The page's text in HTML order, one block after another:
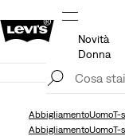
Novità
Donna
Politica
AbbigliamentoUomoT-
AbbigliamentoUomoT-